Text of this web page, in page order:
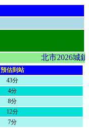
北市2026
預估到站
43分
4分
8分
12分
7分